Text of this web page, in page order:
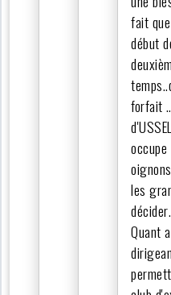
fait
début
forfait
les
Quant